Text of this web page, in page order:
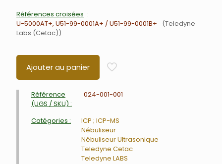
Références croisées
U-5000AT+, U51-99-0001A+ / U51-99-0001B+
Teledyne
Labs (Cetac)
Ajouter au panier
Référence
(UGS / SKU) :
024-001-001
Catégories :
ICP ; ICP-MS
Nébuliseur
Nébuliseur Ultrasonique
Teledyne Cetac
Teledyne LABS